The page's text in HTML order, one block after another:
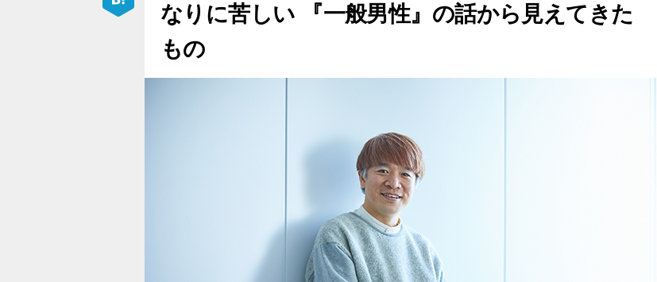
なりに苦しい 『一般男性』の話から見えてきた
もの